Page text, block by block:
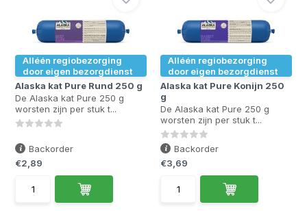
Alléén regiobezorging
door eigen bezorgdienst
Alaska kat Pure Rund 250 g
De Alaska kat Pure 250 g
worsten zijn per stuk t...
Backorder
€2,89
Alléén regiobezorging
door eigen bezorgdienst
Alaska kat Pure Konijn 250
g
De Alaska kat Pure 250 g
worsten zijn per stuk t...
Backorder
€3,69